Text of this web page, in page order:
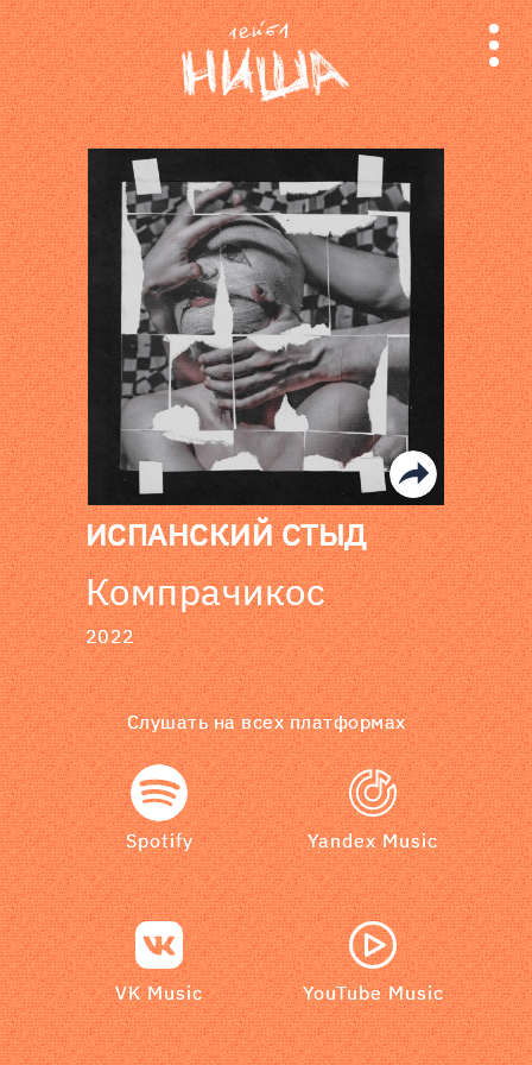
релизы
лейбл
поиск
ИСПАНСКИЙ СТЫД
Компрачикос
2022
Слушать на всех платформах
Spotify Yandex Music
VK Music YouTube Music